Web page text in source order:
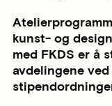
kunst- og
med FKDS er å
avdelingene